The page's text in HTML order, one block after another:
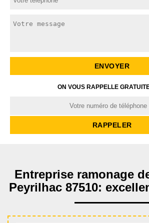
ON VOUS RAPPELLE
Entreprise ramonage
Peyrilhac 87510: